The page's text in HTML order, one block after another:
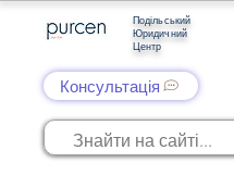
Подільський
Юридичний
Центр
Консультація